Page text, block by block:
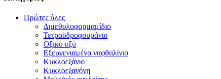
Πρώτες ύλες
Διμεθυλοφορμαμίδιο
Τετραϋδροφουράνιο
Οξικό οξύ
Εξευγενισμένο ναφθαλίνιο
Κυκλοεξάνιο
Κυκλοεξανόνη